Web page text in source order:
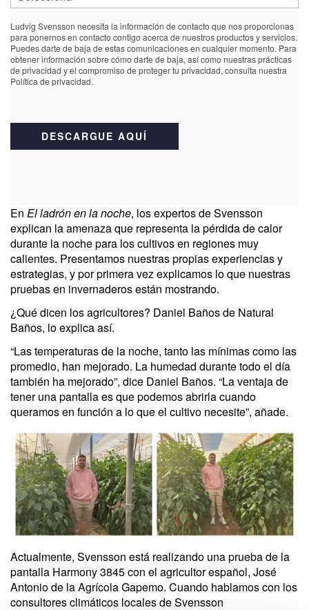
Ludvig Svensson necesita la información de contacto que nos proporcionas
para ponernos en contacto contigo acerca de nuestros productos y servicios.
Puedes darte de baja de estas comunicaciones en cualquier momento. Para
obtener información sobre cómo darte de baja, así como nuestras prácticas
de privacidad y el compromiso de proteger tu privacidad, consulta nuestra
Política de privacidad.
En El ladrón en la noche, los expertos de Svensson
explican la amenaza que representa la pérdida de calor
durante la noche para los cultivos en regiones muy
calientes. Presentamos nuestras propias experiencias y
estrategias, y por primera vez explicamos lo que nuestras
pruebas en invernaderos están mostrando.
¿Qué dicen los agricultores? Daniel Baños de Natural
Baños, lo explica así.
“Las temperaturas de la noche, tanto las mínimas como las
promedio, han mejorado. La humedad durante todo el día
también ha mejorado”, dice Daniel Baños. “La ventaja de
tener una pantalla es que podemos abrirla cuando
queramos en función a lo que el cultivo necesite”, añade.
Actualmente, Svensson está realizando una prueba de la
pantalla Harmony 3845 con el agricultor español, José
Antonio de la Agrícola Gapemo. Cuando hablamos con los
consultores climáticos locales de Svensson